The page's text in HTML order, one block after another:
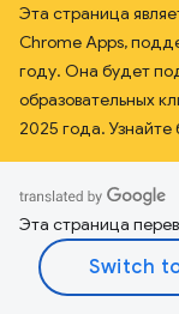
Эта страница
Chrome Apps,
году. Она будет
образовательных
2025 года. Узнайте
Эта страница